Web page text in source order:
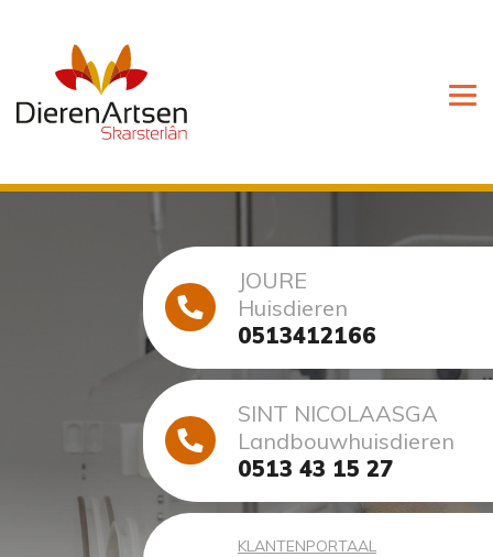
JOURE
Huisdieren
0513412166
SINT NICOLAASGA
Landbouwhuisdieren
0513 43 15 27
KLANTENPORTAAL